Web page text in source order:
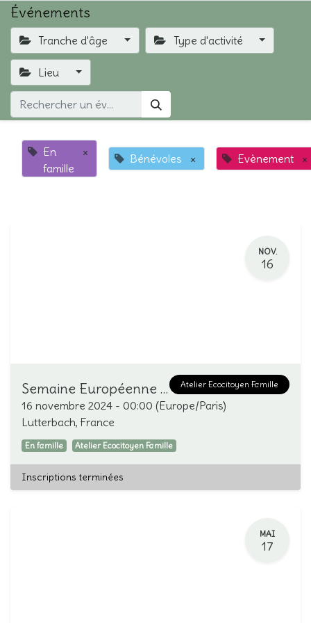
Événements
Tranche d'âge Type d'activité
Lieu
En
famille
× Bénévoles × Evènement ×
NOV.
16
Atelier Ecocitoyen Famille
Semaine Européenne de Réduction des Déchets
16 novembre 2024 - 00:00 (Europe/Paris)
Lutterbach, France
En famille Atelier Ecocitoyen Famille
Inscriptions terminées
MAI
17